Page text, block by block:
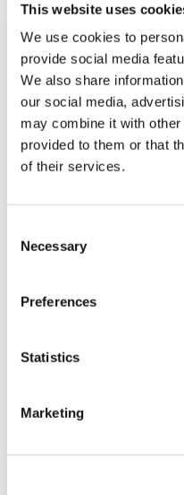
This website uses
We use cookies to
provide social media
We also share
our social media,
may combine it with
provided to them or that
of their services.
Selection
Necessary
Preferences
Statistics
Marketing
Виниры Турция
Коронки на зуб
Липосакция Турция
Бариатрическая
Шунтирование
Стоматологические
Бразильская
Пересадка волос
Процедуры
Голливудская улыбка
All-on-6 Турция
Имплантация all on 4
Популярные клиники
Dentavivo
Dr. Implant Dentist
Dr. Christian Morales
Имплант зуба Мексика